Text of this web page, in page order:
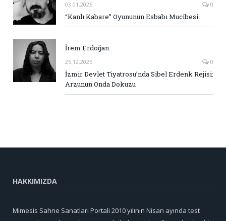
03.01.2026 0
“Kanlı Kabare” Oyununun Esbabı Mucibesi
İrem Erdoğan
25.12.2025 0
İzmir Devlet Tiyatrosu’nda Sibel Erdenk Rejisi:
Arzunun Onda Dokuzu
HAKKIMIZDA
Mimesis Sahne Sanatları Portali 2010 yılının Nisan ayında test